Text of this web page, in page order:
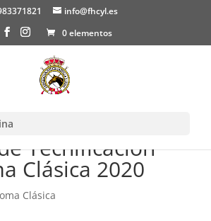
info@fhcyl.es
0 elementos
Tecnificación
Clásica 2020
Clásica